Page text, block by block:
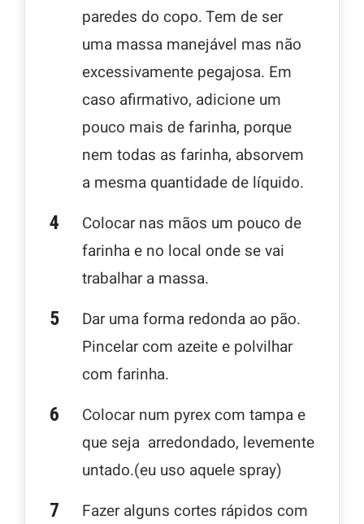
paredes do copo. Tem de ser
uma massa manejável mas não
excessivamente pegajosa. Em
caso afirmativo, adicione um
pouco mais de farinha, porque
nem todas as farinha, absorvem
a mesma quantidade de líquido.
Colocar nas mãos um pouco de
farinha e no local onde se vai
trabalhar a massa.
Dar uma forma redonda ao pão.
Pincelar com azeite e polvilhar
com farinha.
Colocar num pyrex com tampa e
que seja arredondado, levemente
untado.(eu uso aquele spray)
Fazer alguns cortes rápidos com